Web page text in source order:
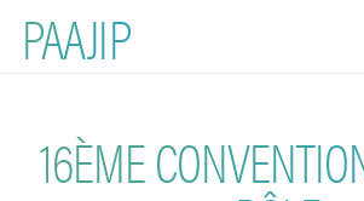
PAAJIP
16ÈME